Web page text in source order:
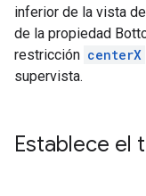
inferior de la vista
de la propiedad
restricción centerX
supervista.
Establece el